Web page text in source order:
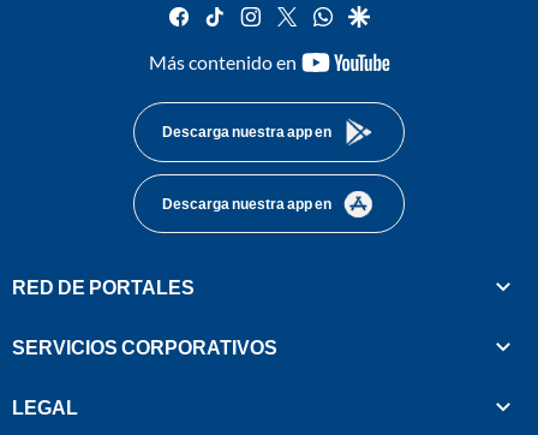
facebook
tiktok instagram
twitterwhatsapp
google
Más contenido en
youtube-
Descarga nuestra app en
Descarga nuestra app en
RED DE PORTALES
SERVICIOS CORPORATIVOS
LEGAL